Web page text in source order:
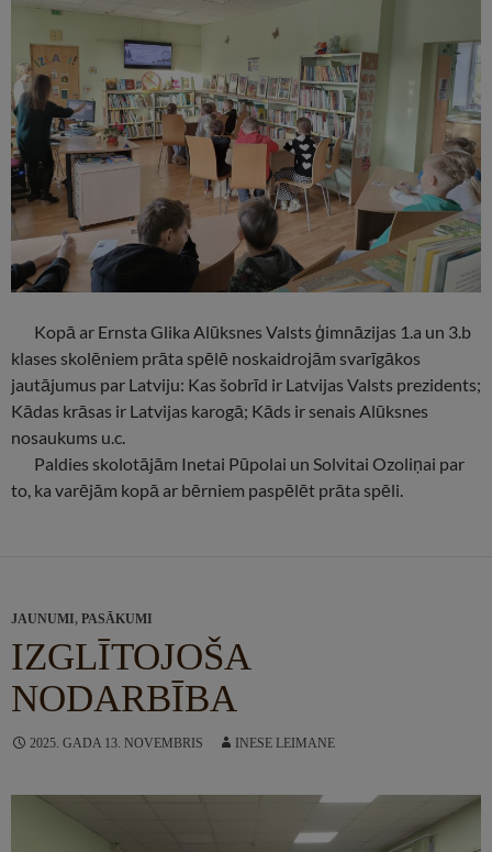
Kopā ar Ernsta Glika Alūksnes Valsts ģimnāzijas 1.a un 3.b
klases skolēniem prāta spēlē noskaidrojām svarīgākos
jautājumus par Latviju: Kas šobrīd ir Latvijas Valsts prezidents;
Kādas krāsas ir Latvijas karogā; Kāds ir senais Alūksnes
nosaukums u.c.
Paldies skolotājām Inetai Pūpolai un Solvitai Ozoliņai par
to, ka varējām kopā ar bērniem paspēlēt prāta spēli.
JAUNUMI, PASĀKUMI
IZGLĪTOJOŠA
NODARBĪBA
2025. GADA 13. NOVEMBRIS INESE LEIMANE